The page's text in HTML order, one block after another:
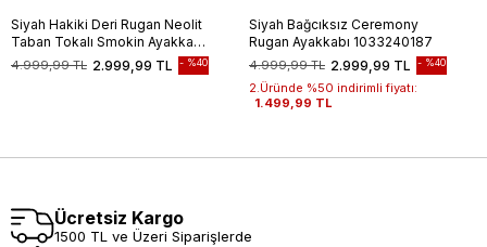
Siyah Hakiki Deri Rugan Neolit
Taban Tokalı Smokin Ayakkabı
1033235125
2.999,99 TL
4.999,99 TL %40
Siyah Bağcıksız Ceremony
Rugan Ayakkabı 1033240187
2.999,99 TL
4.999,99 TL %40
2.Üründe %50 indirimli fiyatı:
1.499,99 TL
Ücretsiz Kargo
1500 TL ve Üzeri Siparişlerde